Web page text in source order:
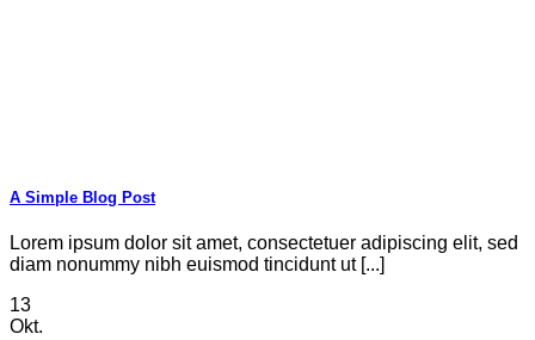
A Simple Blog Post
Lorem ipsum dolor sit amet, consectetuer adipiscing elit, sed
diam nonummy nibh euismod tincidunt ut [...]
13
Okt.